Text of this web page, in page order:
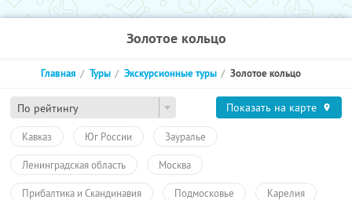
Золотое кольцо
По рейтингу
Главная Туры Экскурсионные туры Золотое кольцо
Показать на карте
Кавказ Юг России Зауралье
Ленинградская область Москва
Прибалтика и Скандинавия Подмосковье Карелия